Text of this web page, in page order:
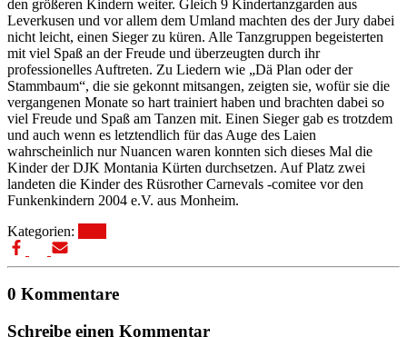
den größeren Kindern weiter. Gleich 9 Kindertanzgarden aus
Leverkusen und vor allem dem Umland machten des der Jury dabei
nicht leicht, einen Sieger zu küren. Alle Tanzgruppen begeisterten
mit viel Spaß an der Freude und überzeugten durch ihr
professionelles Auftreten. Zu Liedern wie „Dä Plan oder der
Stammbaum“, die sie gekonnt mitsangen, zeigten sie, wofür sie die
vergangenen Monate so hart trainiert haben und brachten dabei so
viel Freude und Spaß am Tanzen mit. Einen Sieger gab es trotzdem
und auch wenn es letztendlich für das Auge des Laien
wahrscheinlich nur Nuancen waren konnten sich dieses Mal die
Kinder der DJK Montania Kürten durchsetzen. Auf Platz zwei
landeten die Kinder des Rüsrother Carnevals -comitee vor den
Funkenkindern 2004 e.V. aus Monheim.
Kategorien:
0 Kommentare
Schreibe einen Kommentar